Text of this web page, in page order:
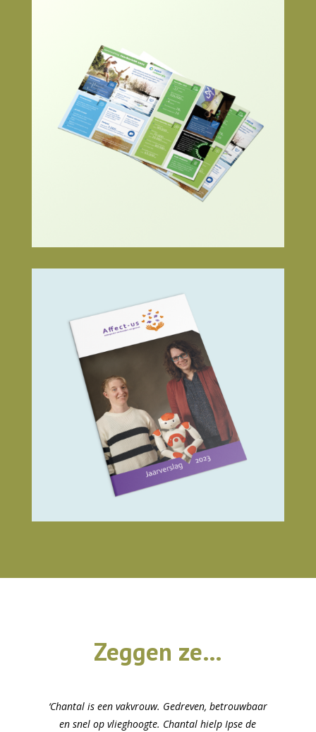
Zeggen ze…
‘Chantal is een vakvrouw. Gedreven, betrouwbaar
en snel op vlieghoogte. Chantal hielp Ipse de